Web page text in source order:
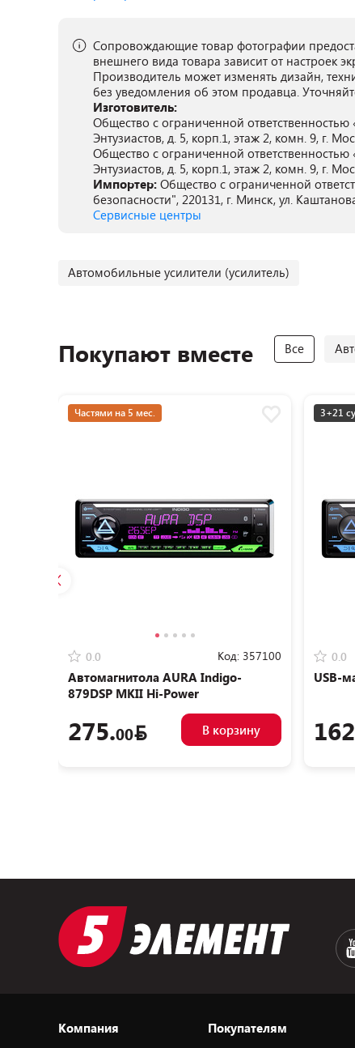
Сопровождающие товар фотографии
внешнего вида товара зависит от настроек
Производитель может изменять дизайн,
без уведомления об этом продавца.
Изготовитель:
Общество с ограниченной
Энтузиастов, д. 5, корп.1, этаж 2, комн. 9, г.
Общество с ограниченной
Энтузиастов, д. 5, корп.1, этаж 2, комн. 9, г.
Импортер: Общество с ограниченной
безопасности", 220131, г. Минск, ул.
Сервисные центры
Автомобильные усилители (усилитель)
Покупают вместе Все
Частями на 5 мес.
0.0 Код: 357100
Автомагнитола AURA Indigo-
879DSP MKII Hi-Power
275.00 В корзину
3+21
0.0
USB-
Компания Покупателям